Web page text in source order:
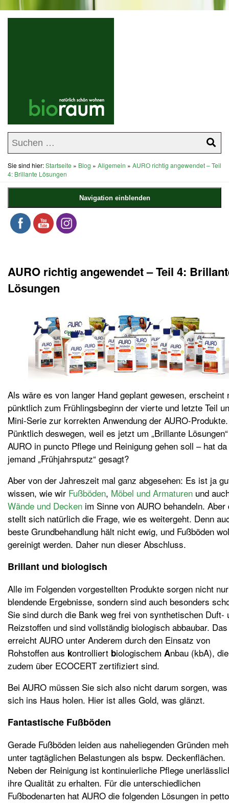
Sie sind hier:Startseite » Blog » Allgemein » AURO richtig angewendet – Teil
4: Brillante Lösungen
AURO richtig angewendet – Teil 4:
Lösungen
Als wäre es von langer Hand geplant gewesen, erscheint
pünktlich zum Frühlingsbeginn der vierte und letzte Teil
Mini-Serie zur korrekten Anwendung der AURO-Produkte.
Pünktlich deswegen, weil es jetzt um „Brillante
AURO in puncto Pflege und Reinigung gehen soll – hat da
jemand „Frühjahrsputz“ gesagt?
Aber von der Jahreszeit mal ganz abgesehen: Es ist ja
wissen, wie wir Fußböden, Möbel und Armaturen und
Wände und Decken im Sinne von AURO behandeln. Aber
stellt sich natürlich die Frage, wie es weitergeht. Denn
beste Grundbehandlung hält nicht ewig, und Fußböden
gereinigt werden. Daher nun dieser Abschluss.
Brillant und biologisch
Alle im Folgenden vorgestellten Produkte sorgen nicht
blendende Ergebnisse, sondern sind auch besonders
Sie sind durch die Bank weg frei von synthetischen Duft-
Reizstoffen und sind vollständig biologisch abbaubar. Das
erreicht AURO unter Anderem durch den Einsatz von
Rohstoffen aus kontrolliert biologischem Anbau (kbA), die
zudem über ECOCERT zertifiziert sind.
Bei AURO müssen Sie sich also nicht darum sorgen,
sich ins Haus holen. Hier ist alles Gold, was glänzt.
Fantastische Fußböden
Gerade Fußböden leiden aus naheliegenden Gründen
unter tagtäglichen Belastungen als bspw. Deckenflächen.
Neben der Reinigung ist kontinuierliche Pflege
ihre Qualität zu erhalten. Für die unterschiedlichen
Fußbodenarten hat AURO die folgenden Lösungen in
Navigation einblenden